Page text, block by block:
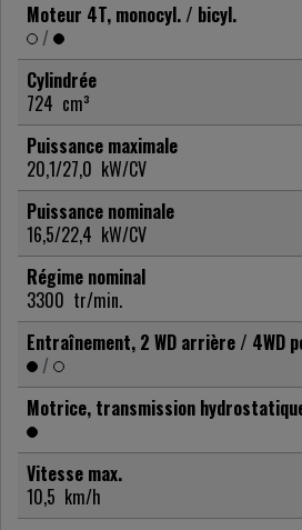
Moteur 4T, monocyl. / bicyl.
/
Cylindrée
724 cm³
Puissance maximale
20,1/27,0 kW/CV
Puissance nominale
16,5/22,4 kW/CV
Régime nominal
3300 tr/min.
Entraînement, 2 WD arrière / 4WD
/
Motrice, transmission
Vitesse max.
10,5 km/h